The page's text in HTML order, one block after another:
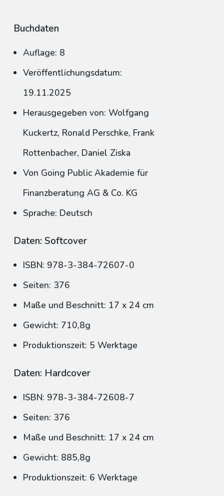
Buchdaten
Auflage: 8
Veröffentlichungsdatum:
19.11.2025
Herausgegeben von: Wolfgang
Kuckertz, Ronald Perschke, Frank
Rottenbacher, Daniel Ziska
Von Going Public Akademie für
Finanzberatung AG & Co. KG
Sprache: Deutsch
Daten: Softcover
ISBN: 978-3-384-72607-0
Seiten: 376
Maße und Beschnitt: 17 x 24 cm
Gewicht: 710,8g
Produktionszeit: 5 Werktage
Daten: Hardcover
ISBN: 978-3-384-72608-7
Seiten: 376
Maße und Beschnitt: 17 x 24 cm
Gewicht: 885,8g
Produktionszeit: 6 Werktage